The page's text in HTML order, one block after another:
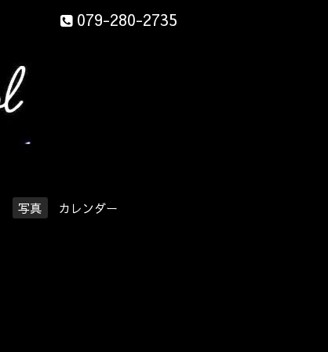
079-280-2735
写真
カレンダー